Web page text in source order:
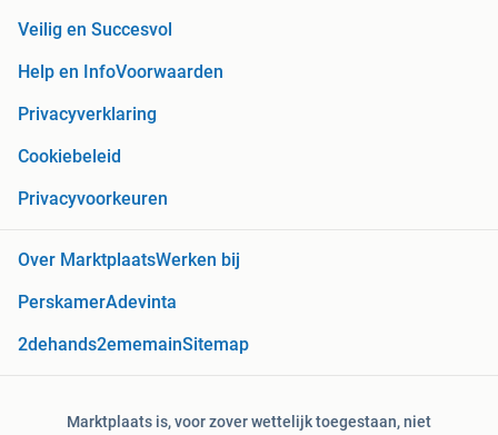
Veilig en Succesvol
Help en InfoVoorwaarden
Privacyverklaring
Cookiebeleid
Privacyvoorkeuren
Over MarktplaatsWerken bij
PerskamerAdevinta
2dehands2ememainSitemap
Marktplaats is, voor zover wettelijk toegestaan, niet